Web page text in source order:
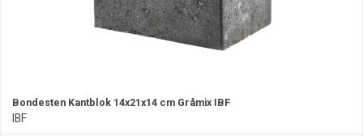
Bondesten Kantblok 14x21x14 cm Gråmix IBF
IBF